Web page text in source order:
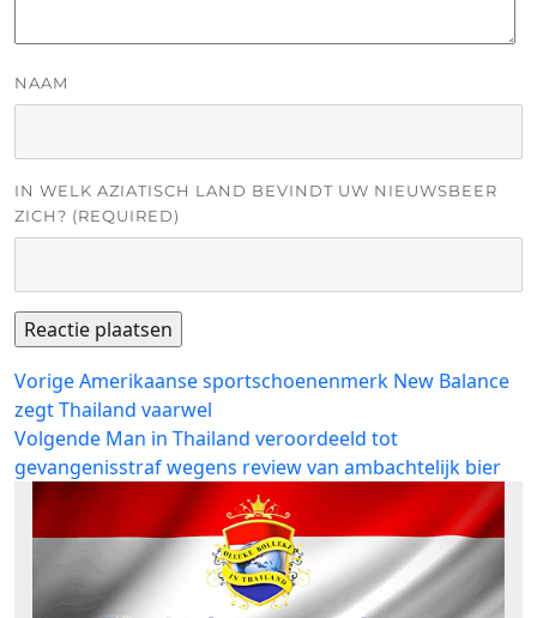
NAAM
IN WELK AZIATISCH LAND BEVINDT UW NIEUWSBEER
ZICH? (REQUIRED)
Bericht
navigatie
VorigeVorig
bericht:
Amerikaanse sportschoenenmerk New Balance
zegt Thailand vaarwel
Volgende Volgend
bericht:
Man in Thailand veroordeeld tot
gevangenisstraf wegens review van ambachtelijk bier